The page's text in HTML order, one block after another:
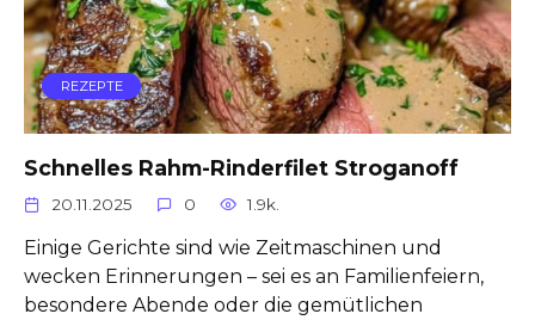
REZEPTE
Schnelles Rahm-Rinderfilet Stroganoff
20.11.2025 0 1.9k.
Einige Gerichte sind wie Zeitmaschinen und
wecken Erinnerungen – sei es an Familienfeiern,
besondere Abende oder die gemütlichen